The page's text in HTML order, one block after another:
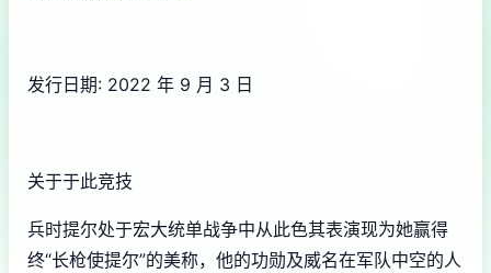
发行日期: 2022 年 9 月 3 日
关于于此竞技
兵时提尔处于宏大统单战争中从此色其表演现为她赢得
终“长枪使提尔”的美称，他的功勋及威名在军队中空的人